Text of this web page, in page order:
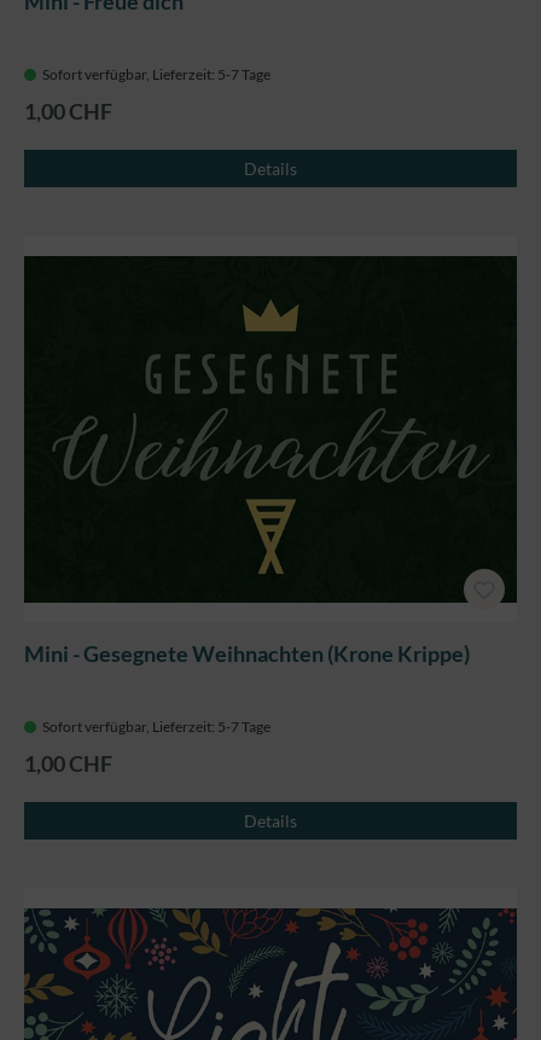
Sofort verfügbar, Lieferzeit: 5-7 Tage
1,00 CHF
Details
Mini - Gesegnete Weihnachten (Krone Krippe)
Sofort verfügbar, Lieferzeit: 5-7 Tage
1,00 CHF
Details